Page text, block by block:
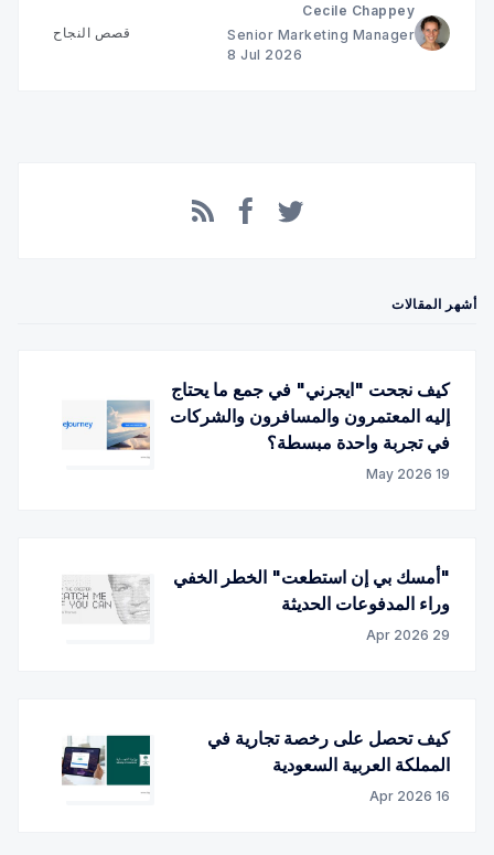
Cecile Chappey
Senior Marketing Manager
8 Jul 2026
قصص النجاح
أشهر المقالات
كيف نجحت "ايجرني" في جمع ما يحتاج
إليه المعتمرون والمسافرون والشركات
في تجربة واحدة مبسطة؟
19 May 2026
"أمسك بي إن استطعت" الخطر الخفي
وراء المدفوعات الحديثة
29 Apr 2026
كيف تحصل على رخصة تجارية في
المملكة العربية السعودية
16 Apr 2026